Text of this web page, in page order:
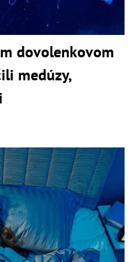
dovolenkovom
medúzy,